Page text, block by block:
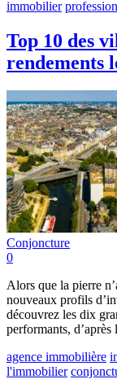
immobilier
Top 10 des
rendements
Conjoncture
0
Alors que la pierre
nouveaux profils
découvrez les dix
performants, d’après
agence immobilière
l'immobilier